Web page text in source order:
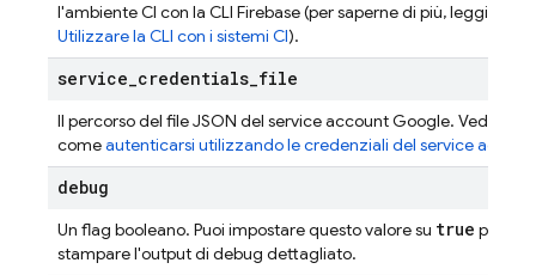
l'ambiente CI con la CLI Firebase(per saperne di più, leggi
Utilizzare la CLI con i sistemi CI).
service_credentials_file
Il percorso del file JSON del service account Google. Vedi sopra
comeautenticarsi utilizzando le credenziali del service
debug
Un flag booleano. Puoi impostare questo valore su true per
stampare l'output di debug dettagliato.